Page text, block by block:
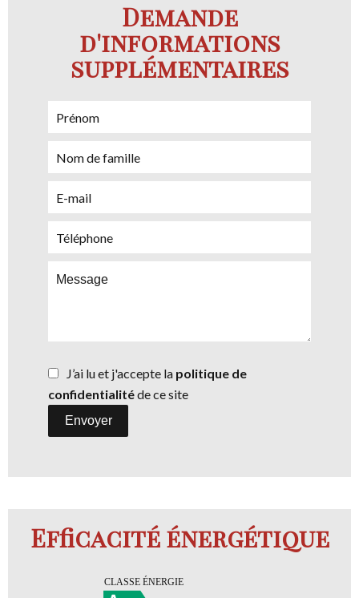
Demande
d'informations
supplémentaires
J’ai lu et j'accepte la politique de
confidentialitéde ce site
Envoyer
Efficacité énergétique